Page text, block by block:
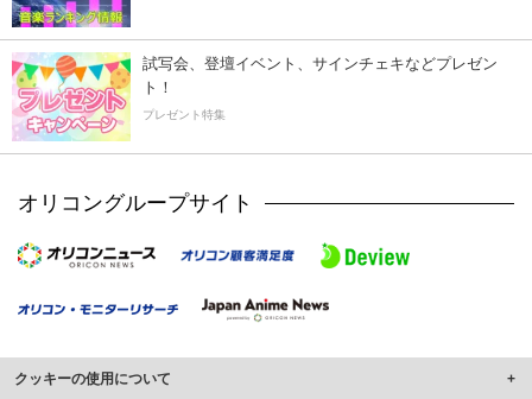
試写会、登壇イベント、サインチェキなどプレゼン
ト！
プレゼント特集
オリコングループサイト
クッキーの使用について